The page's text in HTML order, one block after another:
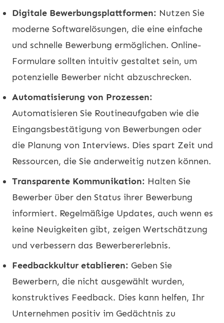
Digitale Bewerbungsplattformen: Nutzen Sie
moderne Softwarelösungen, die eine einfache
und schnelle Bewerbung ermöglichen. Online-
Formulare sollten intuitiv gestaltet sein, um
potenzielle Bewerber nicht abzuschrecken.
Automatisierung von Prozessen:
Automatisieren Sie Routineaufgaben wie die
Eingangsbestätigung von Bewerbungen oder
die Planung von Interviews. Dies spart Zeit und
Ressourcen, die Sie anderweitig nutzen können.
Transparente Kommunikation: Halten Sie
Bewerber über den Status ihrer Bewerbung
informiert. Regelmäßige Updates, auch wenn es
keine Neuigkeiten gibt, zeigen Wertschätzung
und verbessern das Bewerbererlebnis.
Feedbackkultur etablieren: Geben Sie
Bewerbern, die nicht ausgewählt wurden,
konstruktives Feedback. Dies kann helfen, Ihr
Unternehmen positiv im Gedächtnis zu